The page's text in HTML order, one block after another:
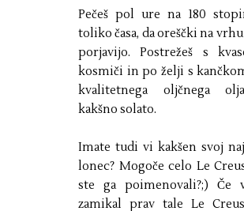
Pečeš pol ure na 180
toliko časa, da oreščki na
porjavijo. Postrežeš s
kosmiči in po želji s
kvalitetnega oljčnega
kakšno solato.
Imate tudi vi kakšen svoj
lonec? Mogoče celo Le
ste ga poimenovali?;) Če
zamikal prav tale Le